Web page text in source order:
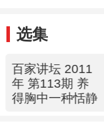
选集
百家讲坛 2011
年 第113期 养
得胸中一种恬静